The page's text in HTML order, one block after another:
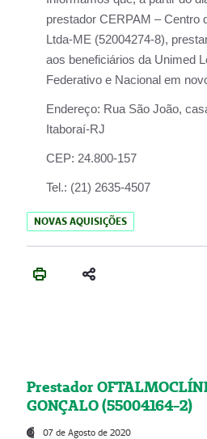
prestador CERPAM – Centro
Ltda-ME (52004274-8),
aos beneficiários da Unimed
Federativo e Nacional em
Endereço: Rua São João,
Itaboraí-RJ
CEP: 24.800-157
Tel.: (21) 2635-4507
NOVAS AQUISIÇÕES
Prestador
GONÇALO (55004164-2)
07 de Agosto de 2020